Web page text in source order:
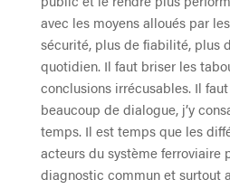
avec les moyens alloués par
sécurité, plus de fiabilité, plus
quotidien. Il faut briser les
conclusions irrécusables. Il
beaucoup de dialogue, j’y
temps. Il est temps que les
acteurs du système ferroviaire
diagnostic commun et surtout